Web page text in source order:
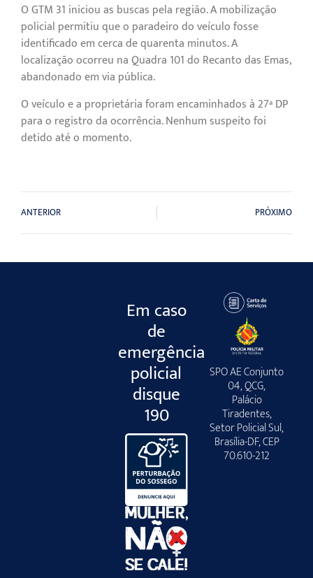
O GTM 31 iniciou as buscas pela região. A mobilização
policial permitiu que o paradeiro do veículo fosse
identificado em cerca de quarenta minutos. A
localização ocorreu na Quadra 101 do Recanto das Emas,
abandonado em via pública.
O veículo e a proprietária foram encaminhados à 27ª DP
para o registro da ocorrência. Nenhum suspeito foi
detido até o momento.
ANTERIOR PRÓXIMO
Em caso
de
emergência
policial
disque
190
SPO AE Conjunto
04, QCG,
Palácio
Tiradentes,
Setor Policial Sul,
Brasília-DF, CEP
70.610-212